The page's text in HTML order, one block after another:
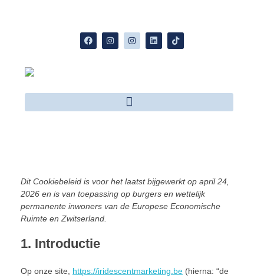
Dit Cookiebeleid is voor het laatst bijgewerkt op april 24,
2026 en is van toepassing op burgers en wettelijk
permanente inwoners van de Europese Economische
Ruimte en Zwitserland.
1. Introductie
Op onze site, https://iridescentmarketing.be (hierna: “de